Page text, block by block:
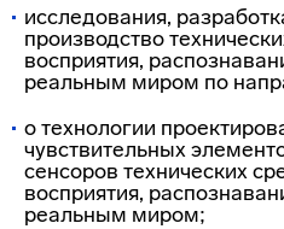
исследования,
производство
восприятия,
реальным миром по
o технологии
чувствительных
сенсоров технических
восприятия,
реальным миром;